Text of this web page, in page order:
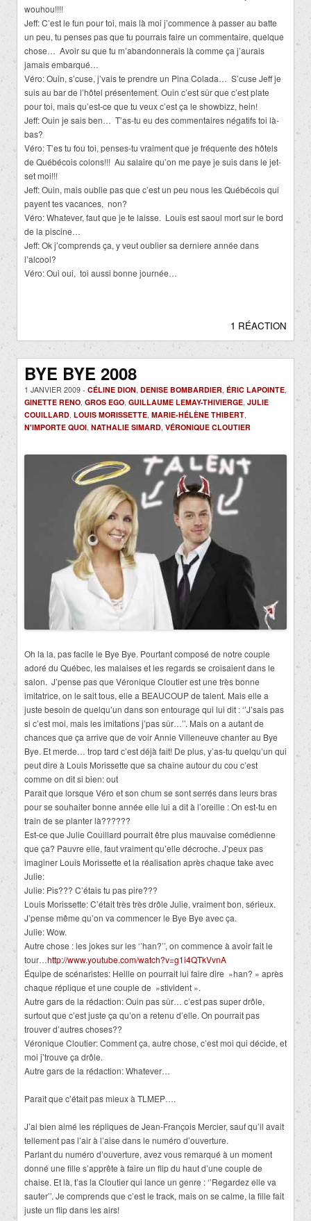
wouhou!!!!
Jeff: C’est le fun pour toi, mais là moi j’commence à passer au batte
un peu, tu penses pas que tu pourrais faire un commentaire, quelque
chose… Avoir su que tu m’abandonnerais là comme ça j’aurais
jamais embarqué…
Véro: Ouin, s’cuse, j’vais te prendre un Pina Colada… S’cuse Jeff je
suis au bar de l’hôtel présentement. Ouin c’est sûr que c’est plate
pour toi, mais qu’est-ce que tu veux c’est ça le showbizz, hein!
Jeff: Ouin je sais ben… T’as-tu eu des commentaires négatifs toi là-
bas?
Véro: T’es tu fou toi, penses-tu vraiment que je fréquente des hôtels
de Québécois colons!!! Au salaire qu’on me paye je suis dans le jet-
set moi!!!
Jeff: Ouin, mais oublie pas que c’est un peu nous les Québécois qui
payent tes vacances, non?
Véro: Whatever, faut que je te laisse. Louis est saoul mort sur le bord
de la piscine…
Jeff: Ok j’comprends ça, y veut oublier sa derniere année dans
l’alcool?
Véro: Oui oui, toi aussi bonne journée…
1 RÉACTION
BYE BYE 2008
1 JANVIER 2009 - CÉLINE DION, DENISE BOMBARDIER, ÉRIC LAPOINTE,
GINETTE RENO, GROS EGO, GUILLAUME LEMAY-THIVIERGE, JULIE
COUILLARD, LOUIS MORISSETTE, MARIE-HÉLÈNE THIBERT,
N'IMPORTE QUOI, NATHALIE SIMARD, VÉRONIQUE CLOUTIER
Oh la la, pas facile le Bye Bye. Pourtant composé de notre couple
adoré du Québec, les malaises et les regards se croisaient dans le
salon. J’pense pas que Véronique Cloutier est une très bonne
imitatrice, on le sait tous, elle a BEAUCOUP de talent. Mais elle a
juste besoin de quelqu’un dans son entourage qui lui dit : ‘’J’sais pas
si c’est moi, mais les imitations j’pas sûr…’’. Mais on a autant de
chances que ça arrive que de voir Annie Villeneuve chanter au Bye
Bye. Et merde… trop tard c’est déjà fait! De plus, y’as-tu quelqu’un qui
peut dire à Louis Morissette que sa chaîne autour du cou c’est
comme on dit si bien: out
Paraît que lorsque Véro et son chum se sont serrés dans leurs bras
pour se souhaiter bonne année elle lui a dit à l’oreille : On est-tu en
train de se planter là??????
Est-ce que Julie Couillard pourrait être plus mauvaise comédienne
que ça? Pauvre elle, faut vraiment qu’elle décroche. J’peux pas
imaginer Louis Morissette et la réalisation après chaque take avec
Julie:
Julie: Pis??? C’étais tu pas pire???
Louis Morissette: C’était très très drôle Julie, vraiment bon, sérieux.
J’pense même qu’on va commencer le Bye Bye avec ça.
Julie: Wow.
Autre chose : les jokes sur les ‘’han?’’, on commence à avoir fait le
tour…http://www.youtube.com/watch?v=g1i4QTkVvnA
Équipe de scénaristes: Heille on pourrait lui faire dire »han? » après
chaque réplique et une couple de »stivident ».
Autre gars de la rédaction: Ouin pas sûr… c’est pas super drôle,
surtout que c’est juste ça qu’on a retenu d’elle. On pourrait pas
trouver d’autres choses??
Véronique Cloutier: Comment ça, autre chose, c’est moi qui décide, et
moi j’trouve ça drôle.
Autre gars de la rédaction: Whatever…
Paraît que c’était pas mieux à TLMEP….
J’ai bien aimé les répliques de Jean-François Mercier, sauf qu’il avait
tellement pas l’air à l’aise dans le numéro d’ouverture.
Parlant du numéro d’ouverture, avez vous remarqué à un moment
donné une fille s’apprête à faire un flip du haut d’une couple de
chaise. Et là, t’as la Cloutier qui lance un genre : ‘’Regardez elle va
sauter’’. Je comprends que c’est le track, mais on se calme, la fille fait
juste un flip dans les airs!